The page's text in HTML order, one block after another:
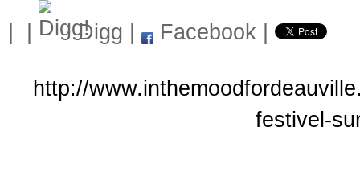
Digg Facebook
http://
festivel-